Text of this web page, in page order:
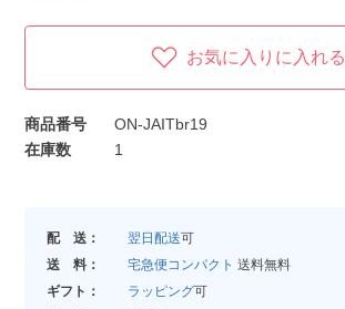
お気に入りに入れる
商品番号
ON-JAITbr19
在庫数
1
配 送： 翌日配送可
送 料：
宅急便コンパクト 送料無料
ギフト：
ラッピング可